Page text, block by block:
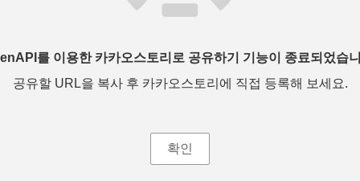
를 이용한 카카오스토리로 공유하기 기능이 종료되었습
공유할 URL을 복사 후 카카오스토리에 직접 등록해 보세요.
확인